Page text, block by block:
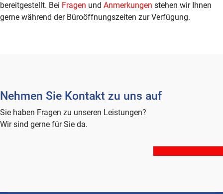
bereitgestellt. Bei Fragen und Anmerkungen stehen wir Ihnen
gerne während der Büroöffnungszeiten zur Verfügung.
Nehmen Sie Kontakt zu uns auf
Sie haben Fragen zu unseren Leistungen?
Wir sind gerne für Sie da.